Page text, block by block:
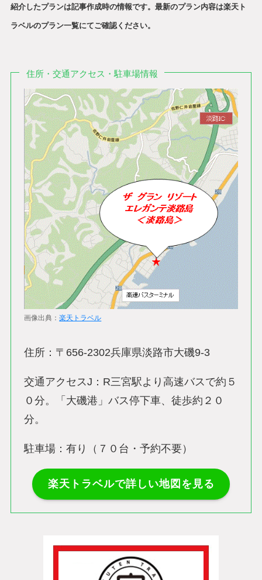
紹介したプランは記事作成時の情報です。最新のプラン内容は楽天ト
ラベルのプラン一覧にてご確認ください。
住所・交通アクセス・駐車場情報
画像出典：楽天トラベル
住所：〒656-2302兵庫県淡路市大磯9-3
交通アクセスJ：R三宮駅より高速バスで約５
０分。「大磯港」バス停下車、徒歩約２０
分。
駐車場：有り（７０台・予約不要）
楽天トラベルで詳しい地図を見る